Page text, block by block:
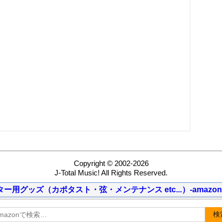
Copyright © 2002-2026
J-Total Music! All Rights Reserved.
ー用グッズ（カポタスト・弦・メンテナンス etc...）-
検